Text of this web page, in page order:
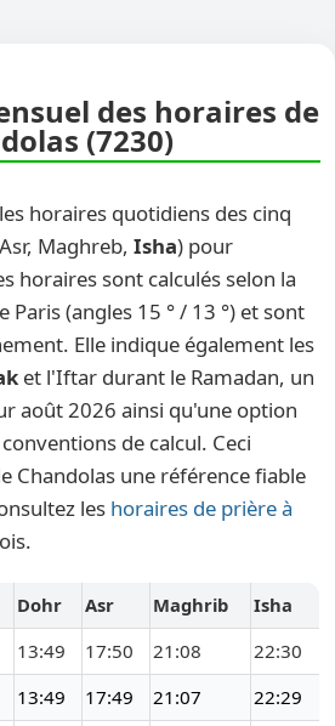
des horaires de
(7230)
horaires quotidiens des cinq
Maghreb, Isha) pour
horaires sont calculés selon la
Paris (angles 15 ° / 13 °) et sont
Elle indique également les
et l'Iftar durant le Ramadan, un
août 2026 ainsi qu'une option
de calcul. Ceci
Chandolas une référence fiable
les horaires de prière à
Dohr Asr Maghrib
Isha
13:49 17:50 21:08
22:30
13:49 17:49 21:07 22:29